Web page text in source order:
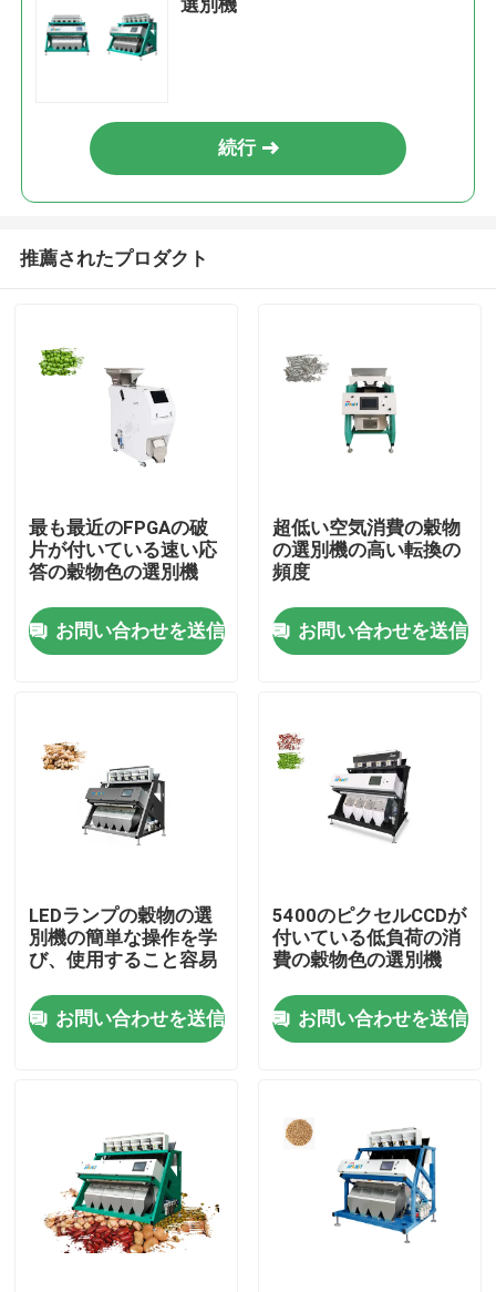
家
私達について
品質管理
私達に連絡しなさい
引用を要求しなさい
米色の選別機
選別機
続行
推薦されたプロダクト
最も最近のFPGAの破
片が付いている速い応
答の穀物色の選別機
お問い合わせを送信
超低い空気消費の穀物
の選別機の高い転換の
頻度
お問い合わせを送信
LEDランプの穀物の選
別機の簡単な操作を学
び、使用すること容易
お問い合わせを送信
5400のピクセルCCDが
付いている低負荷の消
費の穀物色の選別機
お問い合わせを送信